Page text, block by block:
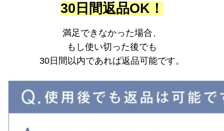
30日間返品OK！
満足できなかった場合、
もし使い切った後でも
30日間以内であれば返品可能です。